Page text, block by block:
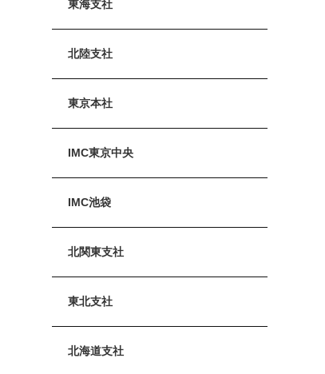
東海支社
北陸支社
東京本社
IMC東京中央
IMC池袋
北関東支社
東北支社
北海道支社